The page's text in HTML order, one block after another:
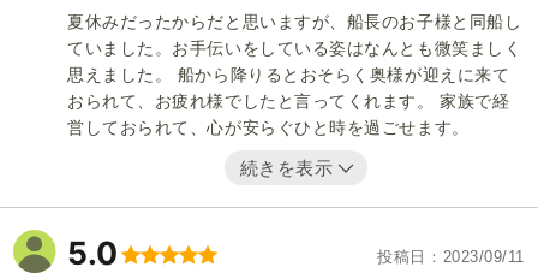
夏休みだったからだと思いますが、船長のお子様と同船し
ていました。お手伝いをしている姿はなんとも微笑ましく
思えました。 船から降りるとおそらく奥様が迎えに来て
おられて、お疲れ様でしたと言ってくれます。 家族で経
営しておられて、心が安らぐひと時を過ごせます。
続きを表示
5.0 投稿日 2023/09/11